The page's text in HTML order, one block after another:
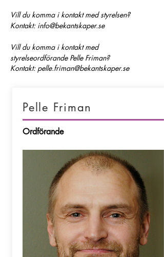
Vill du komma i kontakt med styrelsen?
Kontakt: info@bekantskaper.se
Vill du komma i kontakt med
styrelseordförande Pelle Friman?
Kontakt: pelle.friman@bekantskaper.se
Pelle Friman
Ordförande